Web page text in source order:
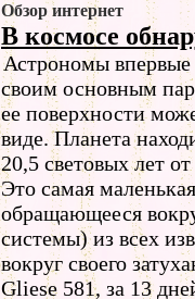
Обзор интернет
В космосе
Астрономы впервые
своим основным
ее поверхности
виде. Планета
20,5 световых лет
Это самая
обращающееся
системы) из всех
вокруг своего
Gliese 581, за 13